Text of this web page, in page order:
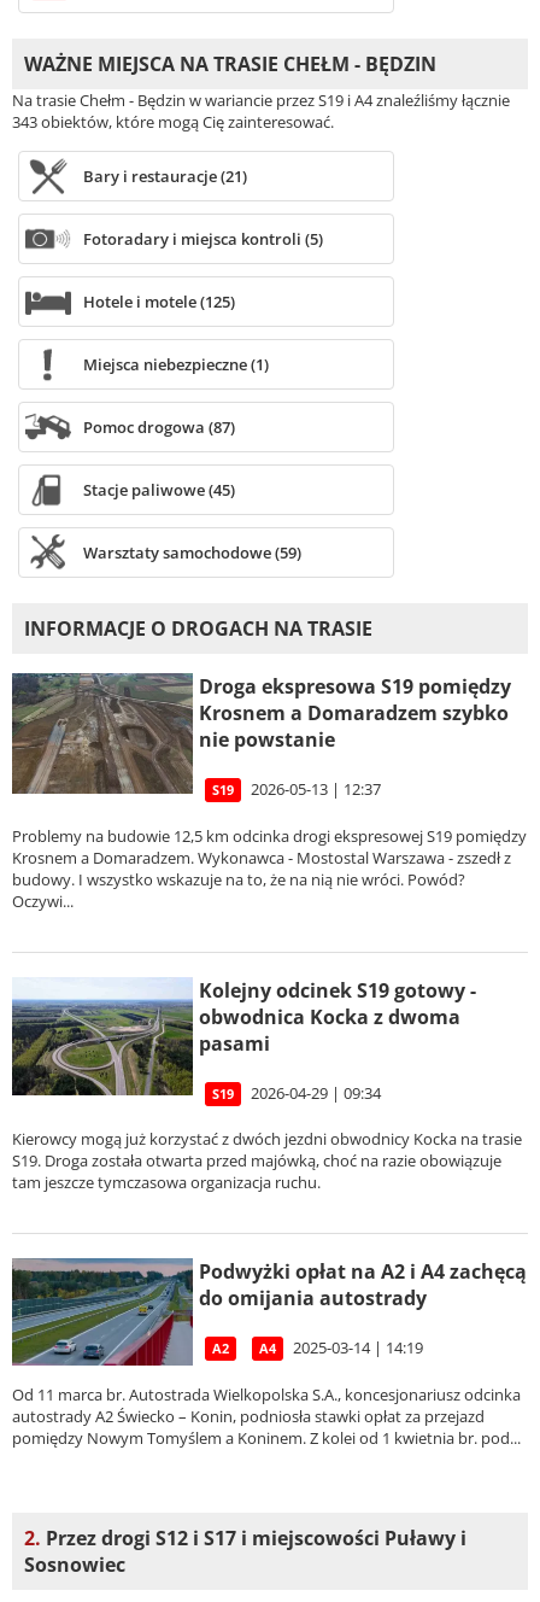
WAŻNE MIEJSCA NA TRASIE CHEŁM - BĘDZIN
Na trasie Chełm - Będzin w wariancie przez S19 i A4 znaleźliśmy łącznie
343 obiektów, które mogą Cię zainteresować.
Bary i restauracje (21)
Fotoradary i miejsca kontroli (5)
Hotele i motele (125)
Miejsca niebezpieczne (1)
Pomoc drogowa (87)
Stacje paliwowe (45)
Warsztaty samochodowe (59)
INFORMACJE O DROGACH NA TRASIE
Droga ekspresowa S19 pomiędzy
Krosnem a Domaradzem szybko
nie powstanie
S19 2026-05-13 | 12:37
Problemy na budowie 12,5 km odcinka drogi ekspresowej S19 pomiędzy
Krosnem a Domaradzem. Wykonawca - Mostostal Warszawa - zszedł z
budowy. I wszystko wskazuje na to, że na nią nie wróci. Powód?
Oczywi...
Kolejny odcinek S19 gotowy -
obwodnica Kocka z dwoma
pasami
S19 2026-04-29 | 09:34
Kierowcy mogą już korzystać z dwóch jezdni obwodnicy Kocka na trasie
S19. Droga została otwarta przed majówką, choć na razie obowiązuje
tam jeszcze tymczasowa organizacja ruchu.
Podwyżki opłat na A2 i A4 zachęcą
do omijania autostrady
A2 A4 2025-03-14 | 14:19
Od 11 marca br. Autostrada Wielkopolska S.A., koncesjonariusz odcinka
autostrady A2 Świecko – Konin, podniosła stawki opłat za przejazd
pomiędzy Nowym Tomyślem a Koninem. Z kolei od 1 kwietnia br. pod...
2. Przez drogi S12 i S17 i miejscowości Puławy i
Sosnowiec